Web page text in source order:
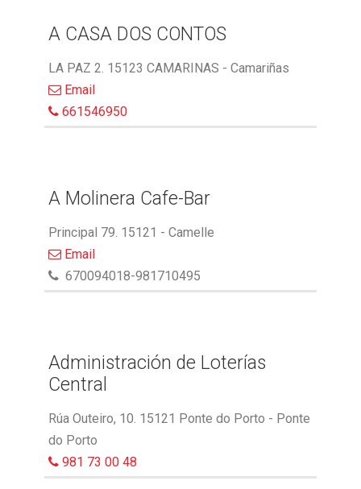
A CASA DOS CONTOS
LA PAZ 2. 15123 CAMARINAS - Camariñas
Email
661546950
A Molinera Cafe-Bar
Principal 79. 15121 - Camelle
Email
670094018-981710495
Administración de Loterías
Central
Rúa Outeiro, 10. 15121 Ponte do Porto - Ponte
do Porto
981 73 00 48